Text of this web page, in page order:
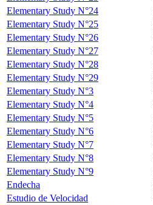
Elementary Study N°24
Elementary Study N°25
Elementary Study N°26
Elementary Study N°27
Elementary Study N°28
Elementary Study N°29
Elementary Study N°3
Elementary Study N°4
Elementary Study N°5
Elementary Study N°6
Elementary Study N°7
Elementary Study N°8
Elementary Study N°9
Endecha
Estudio de Velocidad